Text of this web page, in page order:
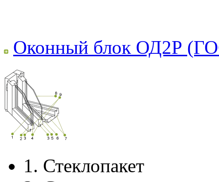
Оконный блок ОД2Р
1. Стеклопакет